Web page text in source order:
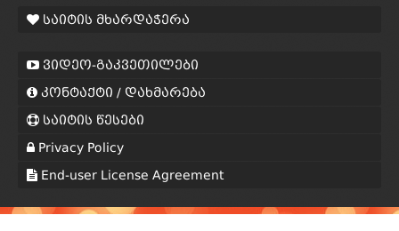
საიტის მხარდაჭერა
ვიდეო-გაკვეთილები
კონტაქტი / დახმარება
საიტის წესები
Privacy Policy
End-user License Agreement